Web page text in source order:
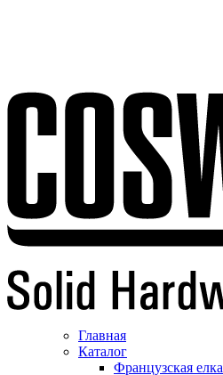
Главная
Каталог
Французская елка